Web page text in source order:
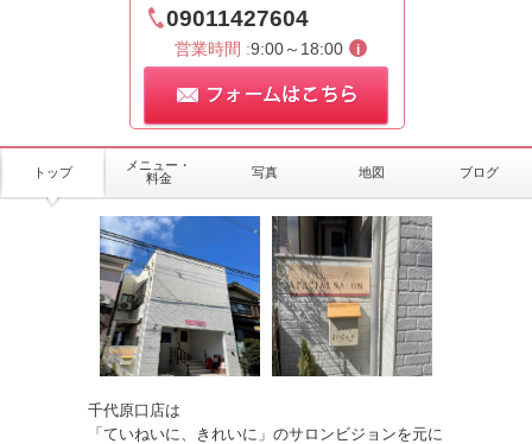
09011427604
営業時間 :9:00～18:00
トップ
メニュー・
料金
写真 地図 ブログ
千代原口店は
「ていねいに、きれいに」のサロンビジョンを元に